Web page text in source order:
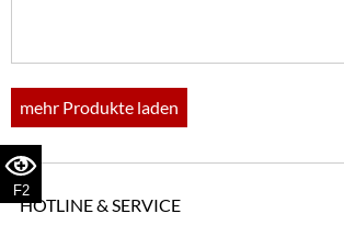
F2
mehr Produkte laden
HOTLINE & SERVICE